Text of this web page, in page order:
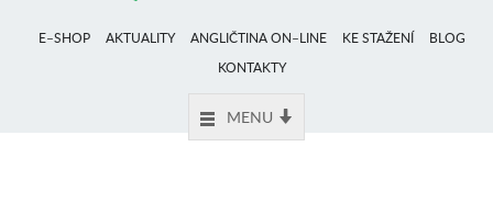
E–SHOP AKTUALITY ANGLIČTINA ON–LINE KE STAŽENÍ
BLOG
KONTAKTY
MENU